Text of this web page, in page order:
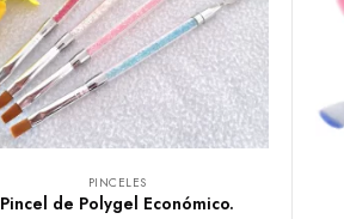
PINCELES
Pincel de Polygel Económico.